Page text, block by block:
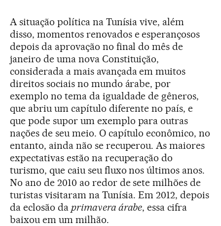
A situação política na Tunísia vive, além
disso, momentos renovados e esperançosos
depois da aprovação no final do mês de
janeiro de uma nova Constituição,
considerada a mais avançada em muitos
direitos sociais no mundo árabe, por
exemplo no tema da igualdade de gêneros,
que abriu um capítulo diferente no país, e
que pode supor um exemplo para outras
nações de seu meio. O capítulo econômico, no
entanto, ainda não se recuperou. As maiores
expectativas estão na recuperação do
turismo, que caiu seu fluxo nos últimos anos.
No ano de 2010 ao redor de sete milhões de
turistas visitaram na Tunísia. Em 2012, depois
da eclosão da primavera árabe, essa cifra
baixou em um milhão.